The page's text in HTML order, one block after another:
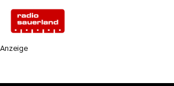
Anzeige